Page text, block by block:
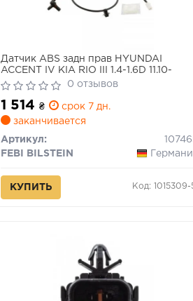
Датчик ABS задн прав HYUNDAI
ACCENT IV KIA RIO III 1.4-1.6D 11.10-
0 отзывов
1 514 ₴
срок 7 дн.
заканчивается
Артикул:
FEBI BILSTEIN
КУПИТЬ Код: 1015309-